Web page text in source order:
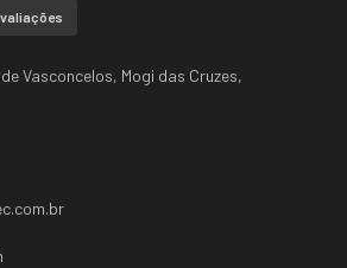
Vasconcelos, Mogi das Cruzes,